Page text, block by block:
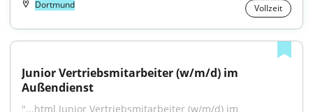
Dortmund Vollzeit
Junior Vertriebsmitarbeiter (w/m/d) im
Außendienst